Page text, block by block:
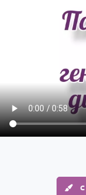
По годам